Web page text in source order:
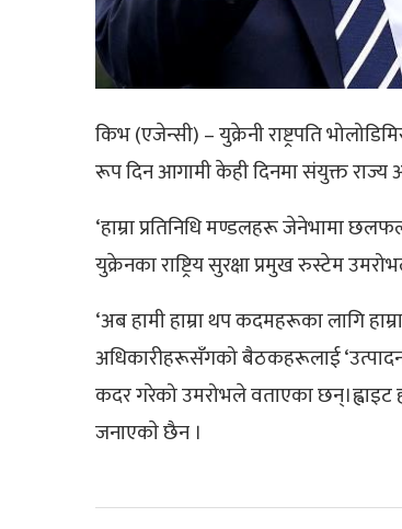
किभ (एजेन्सी) – युक्रेनी राष्ट्रपति
रूप दिन आगामी केही दिनमा संयुक्त राज्य
‘हाम्रा प्रतिनिधि मण्डलहरू जेनेभामा
युक्रेनका राष्ट्रिय सुरक्षा प्रमुख रुस्टेम
‘अब हामी हाम्रा थप कदमहरूका लागि
अधिकारीहरूसँगको बैठकहरूलाई
कदर गरेको उमरोभले वताएका छन्।ह्वाइट
जनाएकाे छैन ।